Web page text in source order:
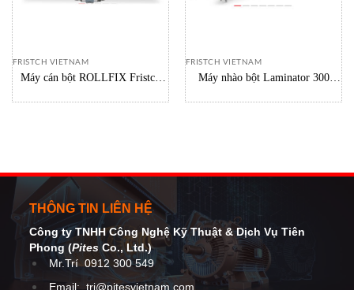
FRISTCH VIETNAM
Máy cán bột ROLLFIX Fristch
FRISTCH VIETNAM
Máy nhào bột Laminator 300
THÔNG TIN LIÊN HỆ
Công ty TNHH Công Nghệ Kỹ Thuật& Dịch Vụ Tiên
Phong (Pites Co., Ltd.)
Mr.Trí 0912 300 549
Email:tri@pitesvietnam.com